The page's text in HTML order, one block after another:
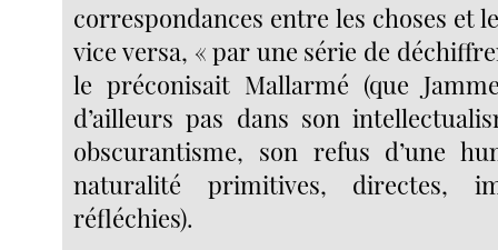
correspondances entre les choses et
vice versa, « par une série de
le préconisait Mallarmé (que
d’ailleurs pas dans son
obscurantisme, son refus d’une
naturalité primitives, directes,
réfléchies).